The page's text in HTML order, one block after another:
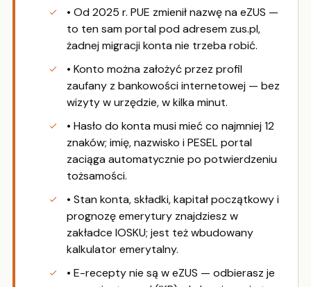
• Od 2025 r. PUE zmienił nazwę na eZUS —
to ten sam portal pod adresem zus.pl,
żadnej migracji konta nie trzeba robić.
• Konto można założyć przez profil
zaufany z bankowości internetowej — bez
wizyty w urzędzie, w kilka minut.
• Hasło do konta musi mieć co najmniej 12
znaków; imię, nazwisko i PESEL portal
zaciąga automatycznie po potwierdzeniu
tożsamości.
• Stan konta, składki, kapitał początkowy i
prognozę emerytury znajdziesz w
zakładce IOSKU; jest też wbudowany
kalkulator emerytalny.
• E-recepty nie są w eZUS — odbierasz je